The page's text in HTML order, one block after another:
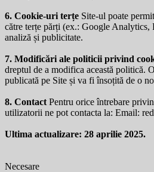
6. Cookie-uri terțe Site-ul poate
către terțe părți (ex.: Google Analytics,
analiză și publicitate.
7. Modificări ale politicii privind
dreptul de a modifica această politică.
publicată pe Site și va fi însoțită de o
8. Contact Pentru orice întrebare
utilizatorii ne pot contacta la: Email:
Ultima actualizare: 28 aprilie 2025.
Necesare